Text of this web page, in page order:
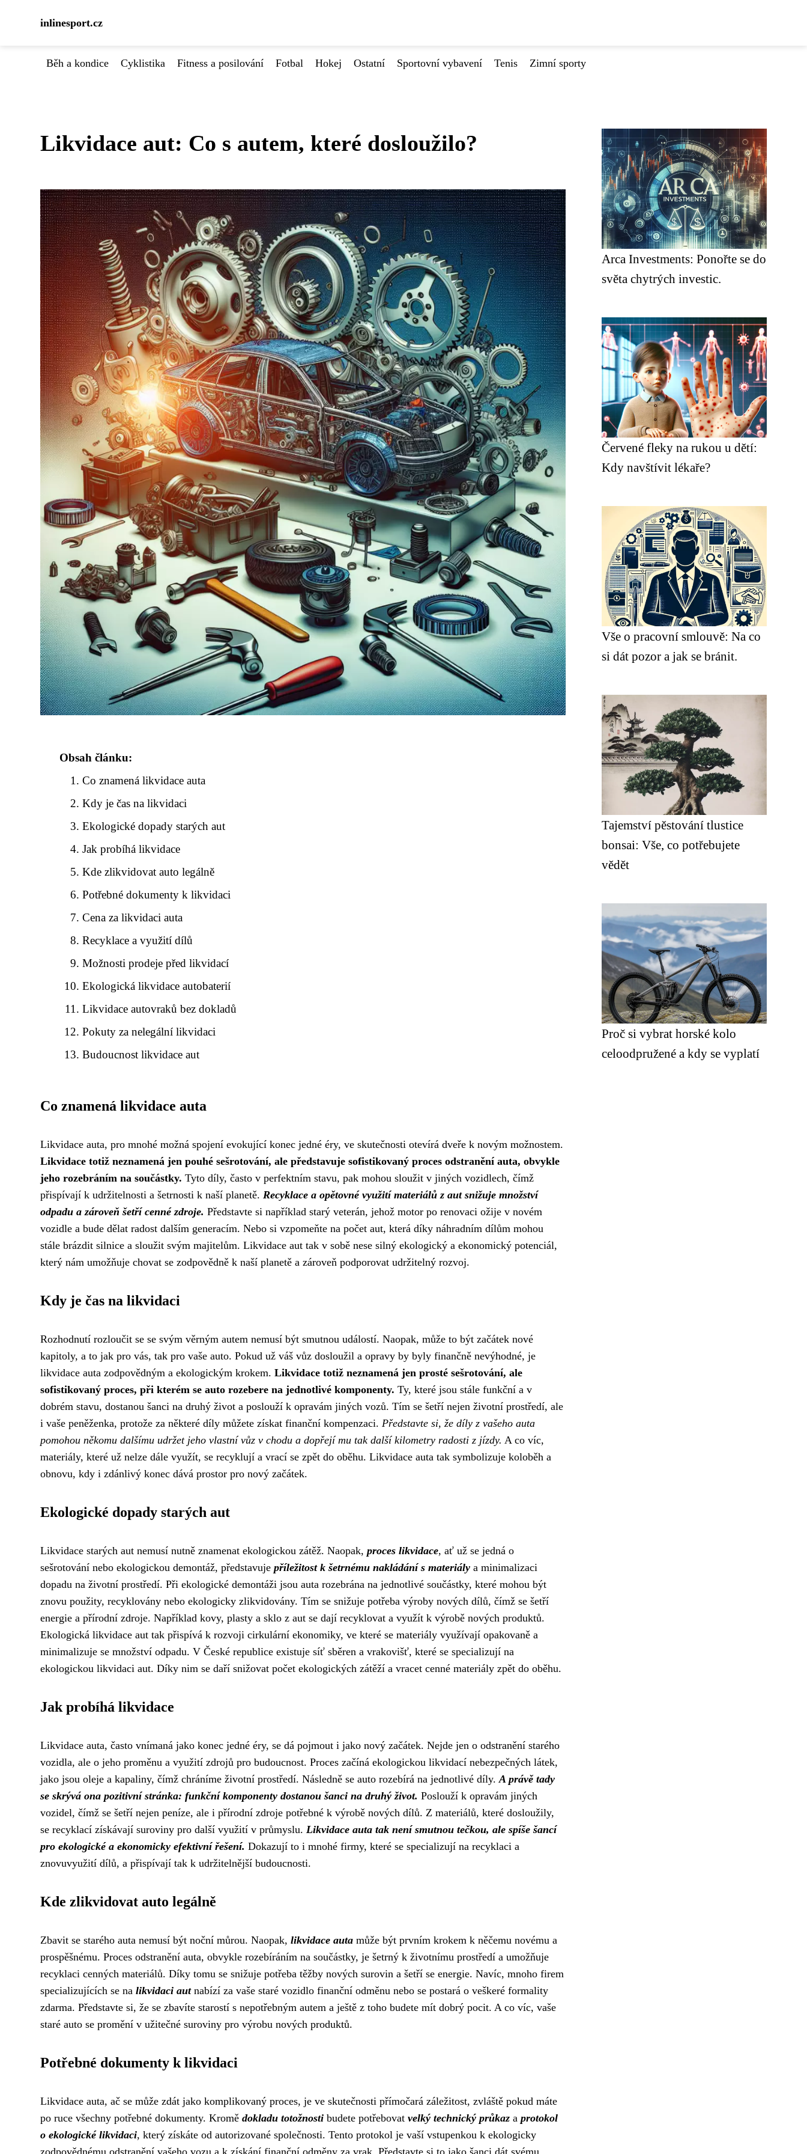
inlinesport.cz
Běh a kondice Cyklistika Fitness a posilování Fotbal Hokej Ostatní Sportovní vybavení Tenis Zimní sporty
Likvidace aut: Co s autem, které dosloužilo?
Obsah článku:
Co znamená likvidace auta
Kdy je čas na likvidaci
Ekologické dopady starých aut
Jak probíhá likvidace
Kde zlikvidovat auto legálně
Potřebné dokumenty k likvidaci
Cena za likvidaci auta
Recyklace a využití dílů
Možnosti prodeje před likvidací
Ekologická likvidace autobaterií
Likvidace autovraků bez dokladů
Pokuty za nelegální likvidaci
Budoucnost likvidace aut
Co znamená likvidace auta
Likvidace auta, pro mnohé možná spojení evokující konec jedné éry, ve skutečnosti otevírá dveře k novým možnostem.
Likvidace totiž neznamená jen pouhé sešrotování, ale představuje sofistikovaný proces odstranění auta, obvykle
jeho rozebráním na součástky. Tyto díly, často v perfektním stavu, pak mohou sloužit v jiných vozidlech, čímž
přispívají k udržitelnosti a šetrnosti k naší planetě. Recyklace a opětovné využití materiálů z aut snižuje množství
odpadu a zároveň šetří cenné zdroje. Představte si například starý veterán, jehož motor po renovaci ožije v novém
vozidle a bude dělat radost dalším generacím. Nebo si vzpomeňte na počet aut, která díky náhradním dílům mohou
stále brázdit silnice a sloužit svým majitelům. Likvidace aut tak v sobě nese silný ekologický a ekonomický potenciál,
který nám umožňuje chovat se zodpovědně k naší planetě a zároveň podporovat udržitelný rozvoj.
Kdy je čas na likvidaci
Rozhodnutí rozloučit se se svým věrným autem nemusí být smutnou událostí. Naopak, může to být začátek nové
kapitoly, a to jak pro vás, tak pro vaše auto. Pokud už váš vůz dosloužil a opravy by byly finančně nevýhodné, je
likvidace auta zodpovědným a ekologickým krokem. Likvidace totiž neznamená jen prosté sešrotování, ale
sofistikovaný proces, při kterém se auto rozebere na jednotlivé komponenty. Ty, které jsou stále funkční a v
dobrém stavu, dostanou šanci na druhý život a poslouží k opravám jiných vozů. Tím se šetří nejen životní prostředí, ale
i vaše peněženka, protože za některé díly můžete získat finanční kompenzaci. Představte si, že díly z vašeho auta
pomohou někomu dalšímu udržet jeho vlastní vůz v chodu a dopřejí mu tak další kilometry radosti z jízdy. A co víc,
materiály, které už nelze dále využít, se recyklují a vrací se zpět do oběhu. Likvidace auta tak symbolizuje koloběh a
obnovu, kdy i zdánlivý konec dává prostor pro nový začátek.
Ekologické dopady starých aut
Likvidace starých aut nemusí nutně znamenat ekologickou zátěž. Naopak, proces likvidace, ať už se jedná o
sešrotování nebo ekologickou demontáž, představuje příležitost k šetrnému nakládání s materiály a minimalizaci
dopadu na životní prostředí. Při ekologické demontáži jsou auta rozebrána na jednotlivé součástky, které mohou být
znovu použity, recyklovány nebo ekologicky zlikvidovány. Tím se snižuje potřeba výroby nových dílů, čímž se šetří
energie a přírodní zdroje. Například kovy, plasty a sklo z aut se dají recyklovat a využít k výrobě nových produktů.
Ekologická likvidace aut tak přispívá k rozvoji cirkulární ekonomiky, ve které se materiály využívají opakovaně a
minimalizuje se množství odpadu. V České republice existuje síť sběren a vrakovišť, které se specializují na
ekologickou likvidaci aut. Díky nim se daří snižovat počet ekologických zátěží a vracet cenné materiály zpět do oběhu.
Jak probíhá likvidace
Likvidace auta, často vnímaná jako konec jedné éry, se dá pojmout i jako nový začátek. Nejde jen o odstranění starého
vozidla, ale o jeho proměnu a využití zdrojů pro budoucnost. Proces začíná ekologickou likvidací nebezpečných látek,
jako jsou oleje a kapaliny, čímž chráníme životní prostředí. Následně se auto rozebírá na jednotlivé díly.A právě tady
se skrývá ona pozitivní stránka: funkční komponenty dostanou šanci na druhý život. Poslouží k opravám jiných
vozidel, čímž se šetří nejen peníze, ale i přírodní zdroje potřebné k výrobě nových dílů. Z materiálů, které dosloužily,
se recyklací získávají suroviny pro další využití v průmyslu. Likvidace auta tak není smutnou tečkou, ale spíše šancí
pro ekologické a ekonomicky efektivní řešení. Dokazují to i mnohé firmy, které se specializují na recyklaci a
znovuvyužití dílů, a přispívají tak k udržitelnější budoucnosti.
Kde zlikvidovat auto legálně
Zbavit se starého auta nemusí být noční můrou. Naopak, likvidace auta může být prvním krokem k něčemu novému a
prospěšnému. Proces odstranění auta, obvykle rozebíráním na součástky, je šetrný k životnímu prostředí a umožňuje
recyklaci cenných materiálů. Díky tomu se snižuje potřeba těžby nových surovin a šetří se energie. Navíc, mnoho firem
specializujících se na likvidaci autnabízí za vaše staré vozidlo finanční odměnu nebo se postará o veškeré formality
zdarma. Představte si, že se zbavíte starostí s nepotřebným autem a ještě z toho budete mít dobrý pocit. A co víc, vaše
staré auto se promění v užitečné suroviny pro výrobu nových produktů.
Potřebné dokumenty k likvidaci
Likvidace auta, ač se může zdát jako komplikovaný proces, je ve skutečnosti přímočará záležitost, zvláště pokud máte
po ruce všechny potřebné dokumenty. Kromě dokladu totožnosti budete potřebovat velký technický průkaz a protokol
o ekologické likvidaci, který získáte od autorizované společnosti. Tento protokol je vaší vstupenkou k ekologicky
zodpovědnému odstranění vašeho vozu a k získání finanční odměny za vrak. Představte si to jako šanci dát svému
Arca Investments: Ponořte se do
světa chytrých investic.
Červené fleky na rukou u dětí:
Kdy navštívit lékaře?
Vše o pracovní smlouvě: Na co
si dát pozor a jak se bránit.
Tajemství pěstování tlustice
bonsai: Vše, co potřebujete
vědět
Proč si vybrat horské kolo
celoodpružené a kdy se vyplatí